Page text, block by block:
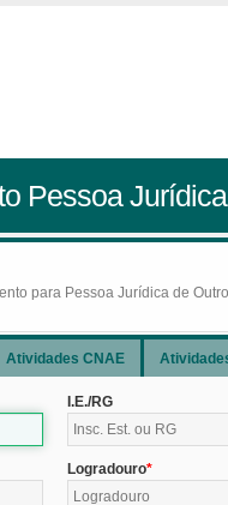
Pessoa
para Pessoa Jurídica de
Atividades CNAE
I.E./RG
Logradouro